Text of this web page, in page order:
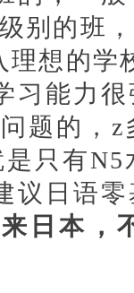
别的班
理想的学
习能力
题的，
只有
议日语
日本，